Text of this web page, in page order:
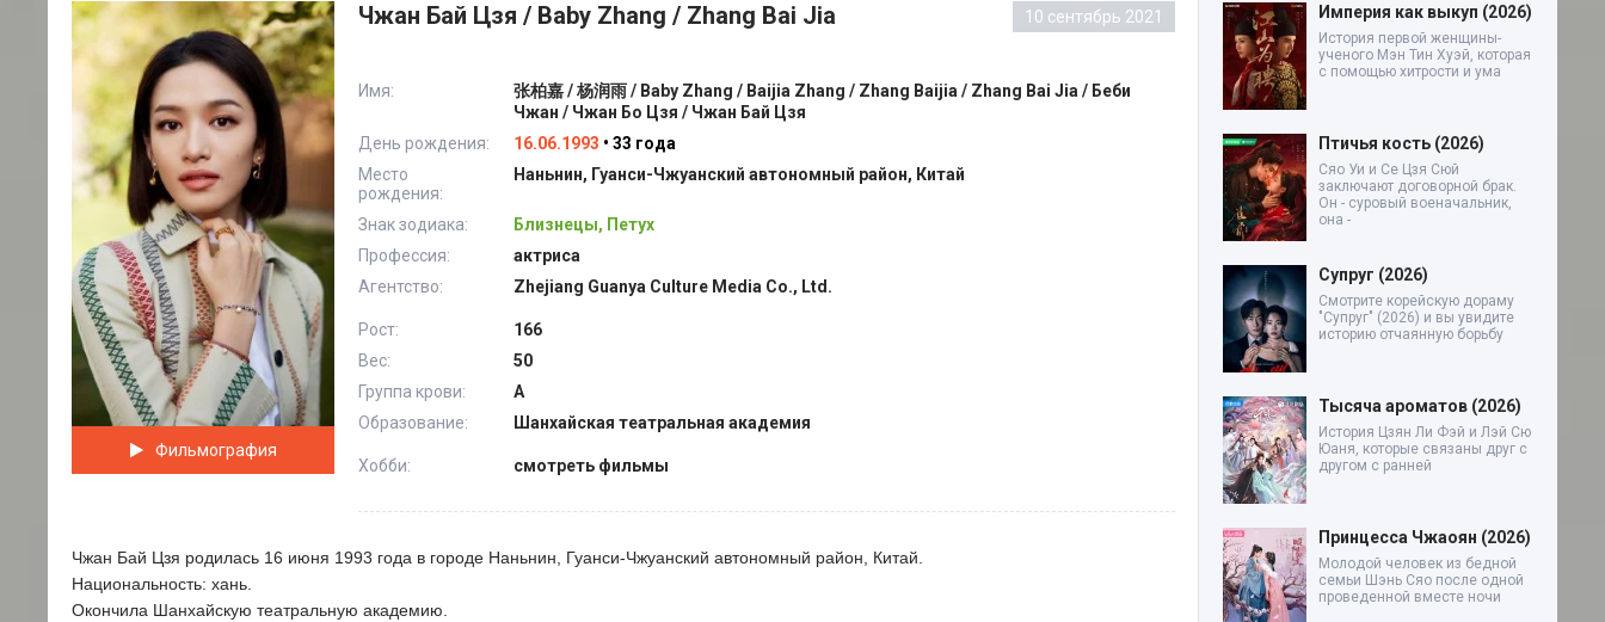
Фильмография
Чжан Бай Цзя / Baby Zhang / Zhang Bai Jia 10 сентябрь 2021
Имя:
张柏嘉 / 杨润雨 / Baby Zhang / Baijia Zhang / Zhang Baijia / Zhang Bai Jia / Беби
Чжан / Чжан Бо Цзя / Чжан Бай Цзя
День рождения:
16.06.1993 • 33 года
Место
рождения:
Наньнин, Гуанси-Чжуанский автономный район, Китай
Знак зодиака:
Близнецы, Петух
Профессия:
актриса
Агентство:
Zhejiang Guanya Culture Media Co., Ltd.
Рост:
166
Вес:
50
Группа крови:
А
Образование:
Шанхайская театральная академия
Хобби: смотреть фильмы
Чжан Бай Цзя родилась 16 июня 1993 года в городе Наньнин, Гуанси-Чжуанский автономный район, Китай.
Национальность: хань.
Окончила Шанхайскую театральную академию.
Империя как выкуп (2026)
История первой женщины-
ученого Мэн Тин Хуэй, которая
с помощью хитрости и ума
Птичья кость (2026)
Сяо Уи и Се Цзя Сюй
заключают договорной брак.
Он - суровый военачальник,
она -
Супруг (2026)
Смотрите корейскую дораму
"Супруг" (2026) и вы увидите
историю отчаянную борьбу
Тысяча ароматов (2026)
История Цзян Ли Фэй и Лэй Сю
Юаня, которые связаны друг с
другом с ранней
Принцесса Чжаоян (2026)
Молодой человек из бедной
семьи Шэнь Сяо после одной
проведенной вместе ночи